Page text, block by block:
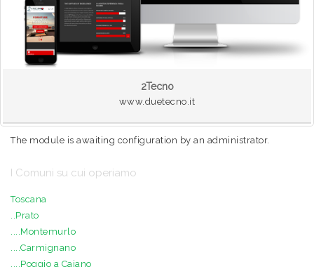
2Tecno
www.duetecno.it
The module is awaiting configuration by an administrator.
I Comuni su cui operiamo
Toscana
..Prato
....Montemurlo
....Carmignano
....Poggio a Caiano